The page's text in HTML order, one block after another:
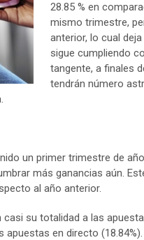
28.85 % en
mismo trimestre,
anterior, lo cual
sigue cumpliendo
tangente, a finales
tendrán número
un primer trimestre de
más ganancias aún.
al año anterior.
su totalidad a las
apuestas en directo (18.84%).